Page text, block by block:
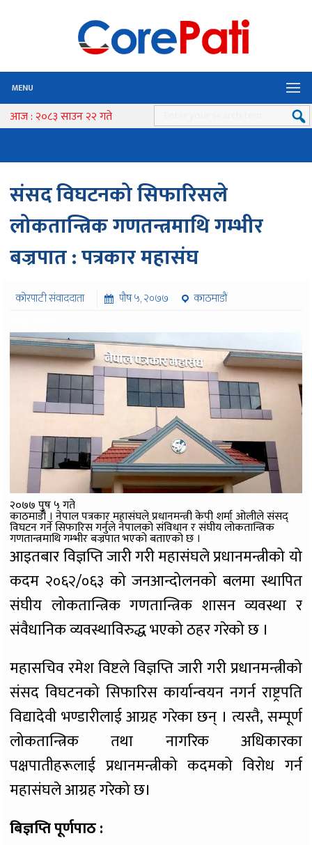
MENU
आज : २०८३ साउन २२ गते
संसद विघटनको सिफारिसले
लोकतान्त्रिक गणतन्त्रमाथि गम्भीर
बज्रपात : पत्रकार महासंघ
कोरपाटी संवाददाता पौष ५, २०७७
काठमाडौं
२०७७ पुष ५ गते
काठमाडौं । नेपाल पत्रकार महासंघले प्रधानमन्त्री केपी शर्मा ओलीले संसद्
विघटन गर्ने सिफारिस गर्नुले नेपालको संविधान र संघीय लोकतान्त्रिक
गणतान्त्रमाथि गम्भीर बज्रपात भएको बताएको छ ।
आइतबार विज्ञप्ति जारी गरी महासंघले प्रधानमन्त्रीको यो
कदम २०६२/०६३ को जनआन्दोलनको बलमा स्थापित
संघीय लोकतान्त्रिक गणतान्त्रिक शासन व्यवस्था र
संवैधानिक व्यवस्थाविरुद्ध भएको ठहर गरेको छ ।
महासचिव रमेश विष्टले विज्ञप्ति जारी गरी प्रधानमन्त्रीको
संसद विघटनको सिफारिस कार्यान्वयन नगर्न राष्ट्रपति
विद्यादेवी भण्डारीलाई आग्रह गरेका छन् । त्यस्तै, सम्पूर्ण
लोकतान्त्रिक तथा नागरिक अधिकारका
पक्षपातीहरूलाई प्रधानमन्त्रीको कदमको विरोध गर्न
महासंघले आग्रह गरेको छ।
बिज्ञप्ति पूर्णपाठ :